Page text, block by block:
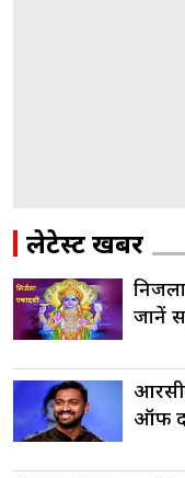
लेटेस्ट खबरें
जानें
ऑफ द